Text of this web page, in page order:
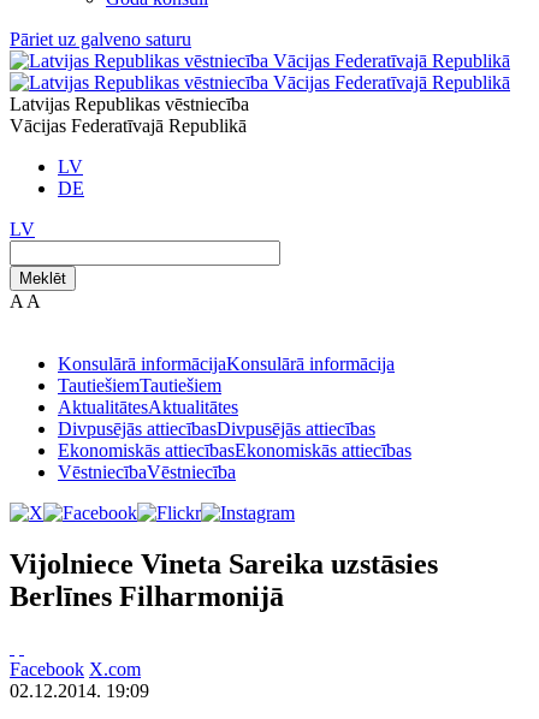
Pāriet uz galveno saturu
Latvijas Republikas vēstniecība
Vācijas Federatīvajā Republikā
LV
DE
LV
Meklēt
A A
Konsulārā informācijaKonsulārā informācija
TautiešiemTautiešiem
AktualitātesAktualitātes
Divpusējās attiecībasDivpusējās attiecības
Ekonomiskās attiecībasEkonomiskās attiecības
VēstniecībaVēstniecība
Vijolniece Vineta Sareika uzstāsies
Berlīnes Filharmonijā
Facebook X.com
02.12.2014. 19:09